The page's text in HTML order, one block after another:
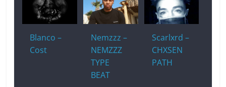
Blanco –
Cost
Nemzzz –
NEMZZZ
TYPE
BEAT
Scarlxrd –
CHXSEN
PATH